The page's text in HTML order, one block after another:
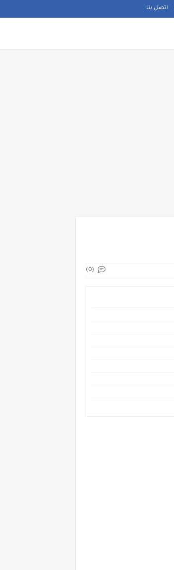
اتصل بنا
(0)